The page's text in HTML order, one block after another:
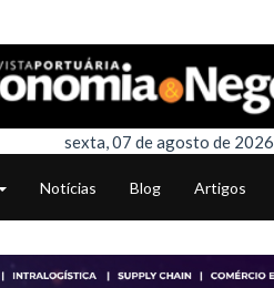
sexta, 07 de agosto de 2026
Notícias Blog Artigos